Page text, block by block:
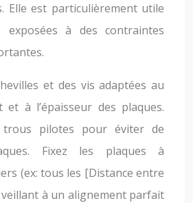
Elle est particulièrement utile
à des contraintes
et des vis adaptées au
à l’épaisseur des plaques.
trous pilotes pour éviter de
Fixez les plaques à
(ex: tous les [Distance entre
à un alignement parfait